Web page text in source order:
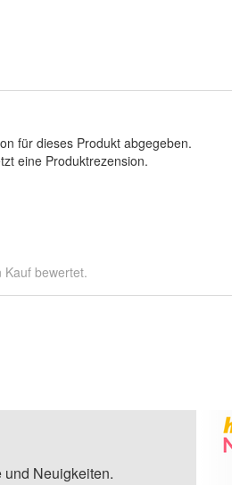
für dieses Produkt abgegeben.
eine Produktrezension.
Kauf bewertet.
Neuigkeiten.